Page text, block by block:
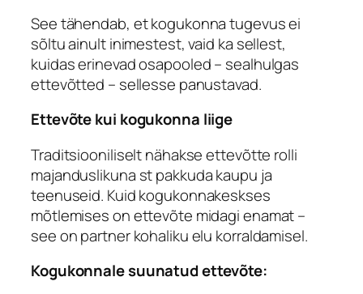
See tähendab, et kogukonna tugevus ei
sõltu ainult inimestest, vaid ka sellest,
kuidas erinevad osapooled – sealhulgas
ettevõtted – sellesse panustavad.
Ettevõte kui kogukonna liige
Traditsiooniliselt nähakse ettevõtte rolli
majanduslikuna st pakkuda kaupu ja
teenuseid. Kuid kogukonnakeskses
mõtlemises on ettevõte midagi enamat –
see on partner kohaliku elu korraldamisel.
Kogukonnale suunatud ettevõte: